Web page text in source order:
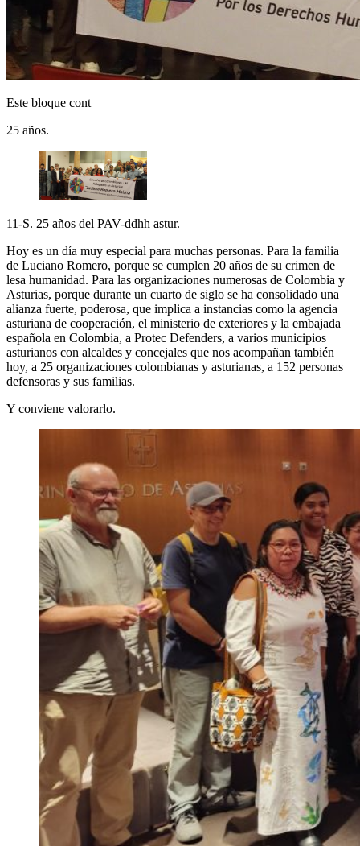
Este bloque cont
25 años.
11-S. 25 años del PAV-ddhh astur.
Hoy es un día muy especial para muchas personas. Para la familia
de Luciano Romero, porque se cumplen 20 años de su crimen de
lesa humanidad. Para las organizaciones numerosas de Colombia y
Asturias, porque durante un cuarto de siglo se ha consolidado una
alianza fuerte, poderosa, que implica a instancias como la agencia
asturiana de cooperación, el ministerio de exteriores y la embajada
española en Colombia, a Protec Defenders, a varios municipios
asturianos con alcaldes y concejales que nos acompañan también
hoy, a 25 organizaciones colombianas y asturianas, a 152 personas
defensoras y sus familias.
Y conviene valorarlo.